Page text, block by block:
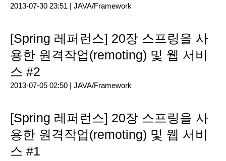
2013-07-30 23:51 | JAVA/Framework
[Spring 레퍼런스] 20장 스프링을 사
용한 원격작업(remoting) 및 웹 서비
스 #2
2013-07-05 02:50 | JAVA/Framework
[Spring 레퍼런스] 20장 스프링을 사
용한 원격작업(remoting) 및 웹 서비
스 #1